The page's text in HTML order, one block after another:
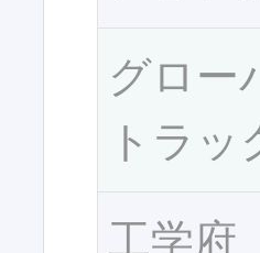
グロー
トラッ
工学府